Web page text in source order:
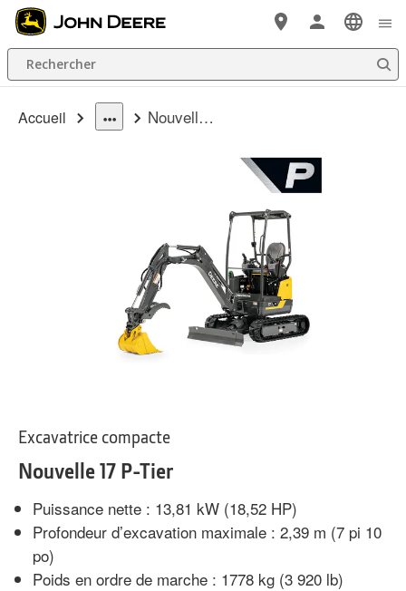
Passer au contenu principal
Rechercher
Accueil
dropdown
Nouvelle 17 P-Tier Excavatrice compacte
Excavatrice compacte
Nouvelle 17 P-Tier
Puissance nette : 13,81 kW (18,52 HP)
Profondeur d’excavation maximale : 2,39 m (7 pi 10
po)
Poids en ordre de marche : 1778 kg (3 920 lb)